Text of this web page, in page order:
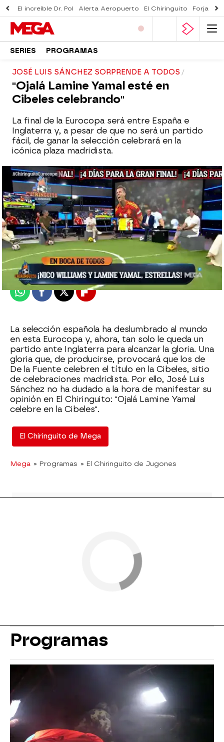
El increíble Dr. Pol Alerta Aeropuerto El Chiringuito Forjado
SERIES PROGRAMAS
JOSÉ LUIS SÁNCHEZ SORPRENDE A TODOS
"Ojalá Lamine Yamal esté en
Cibeles celebrando"
La final de la Eurocopa será entre España e
Inglaterra y, a pesar de que no será un partido
fácil, de ganar la selección celebrará en la
icónica plaza madridista.
El Chiringuito
Publicado:11 de julio de 2024, 01:12
WhatsappFacebook
X Flipboard
La selección española ha deslumbrado al mundo
en esta Eurocopa y, ahora, tan solo le queda un
partido ante Inglaterra para alcanzar la gloria. Una
gloria que, de producirse, provocará que los de
De la Fuente celebren el título en la Cibeles, sitio
de celebraciones madridista. Por ello, José Luis
Sánchez no ha dudado a la hora de manifestar su
opinión en El Chiringuito: "Ojalá Lamine Yamal
celebre en la Cibeles".
El Chiringuito de Mega
Mega » Programas » El Chiringuito de Jugones
Programas